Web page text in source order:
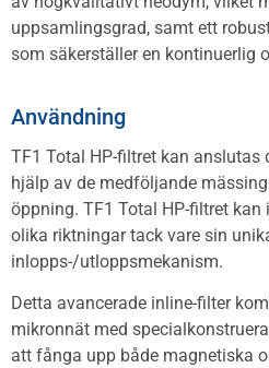
uppsamlingsgrad, samt ett
som säkerställer en kontinuerlig
Användning
TF1 Total HP-filtret kan anslutas
hjälp av de medföljande
öppning. TF1 Total HP-filtret
olika riktningar tack vare sin
inlopps-/utloppsmekanism.
Detta avancerade inline-filter
mikronnät med
att fånga upp både magnetiska